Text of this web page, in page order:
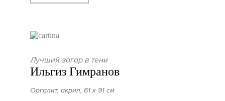
Лучший загар в тени
Ильгиз Гимранов
Оргалит, акрил, 61 х 91 см